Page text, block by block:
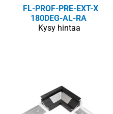
FL-PROF-PRE-EXT-X
180DEG-AL-RA
Kysy hintaa